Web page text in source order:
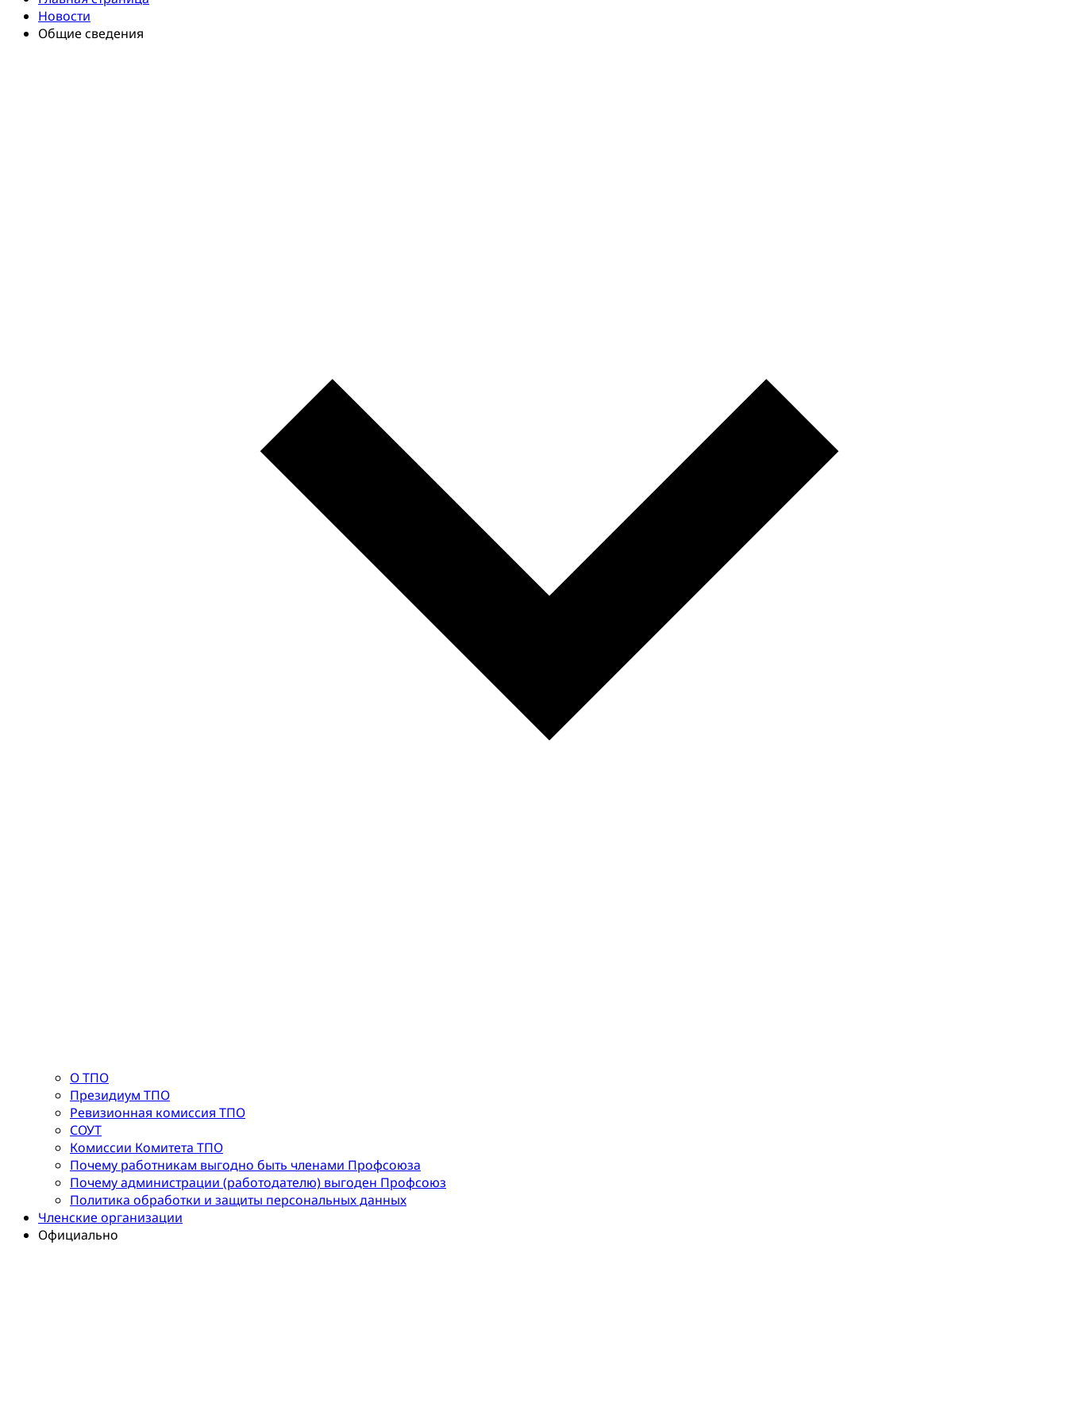
Новости
Общие сведения
О ТПО
Президиум ТПО
Ревизионная комиссия ТПО
СОУТ
Комиссии Комитета ТПО
Почему работникам выгодно быть членами Профсоюза
Почему администрации (работодателю) выгоден Профсоюз
Политика обработки и защиты персональных данных
Членские организации
Официально